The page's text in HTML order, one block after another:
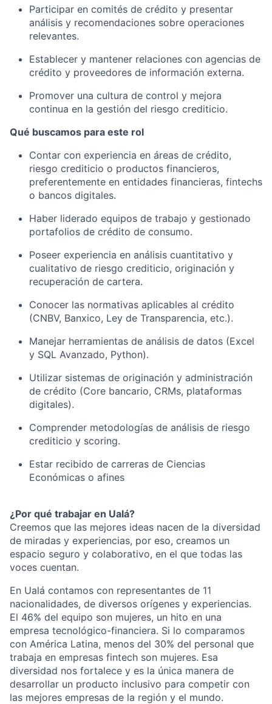
Participar en comités de crédito y presentar
análisis y recomendaciones sobre operaciones
relevantes.
Establecer y mantener relaciones con agencias de
crédito y proveedores de información externa.
Promover una cultura de control y mejora
continua en la gestión del riesgo crediticio.
Qué buscamos para este rol
Contar con experiencia en áreas de crédito,
riesgo crediticio o productos financieros,
preferentemente en entidades financieras, fintechs
o bancos digitales.
Haber liderado equipos de trabajo y gestionado
portafolios de crédito de consumo.
Poseer experiencia en análisis cuantitativo y
cualitativo de riesgo crediticio, originación y
recuperación de cartera.
Conocer las normativas aplicables al crédito
(CNBV, Banxico, Ley de Transparencia, etc.).
Manejar herramientas de análisis de datos (Excel
y SQL Avanzado, Python).
Utilizar sistemas de originación y administración
de crédito (Core bancario, CRMs, plataformas
digitales).
Comprender metodologías de análisis de riesgo
crediticio y scoring.
Estar recibido de carreras de Ciencias
Económicas o afines
¿Por qué trabajar en Ualá?
Creemos que las mejores ideas nacen de la diversidad
de miradas y experiencias, por eso, creamos un
espacio seguro y colaborativo, en el que todas las
voces cuentan.
En Ualá contamos con representantes de 11
nacionalidades, de diversos orígenes y experiencias.
El 46% del equipo son mujeres, un hito en una
empresa tecnológico-financiera. Si lo comparamos
con América Latina, menos del 30% del personal que
trabaja en empresas fintech son mujeres. Esa
diversidad nos fortalece y es la única manera de
desarrollar un producto inclusivo para competir con
las mejores empresas de la región y el mundo.